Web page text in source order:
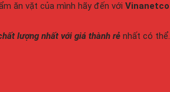
ăn vặt của mình hãy đến với Vinanetco
lượng nhất với giá thành rẻ nhất có thể.